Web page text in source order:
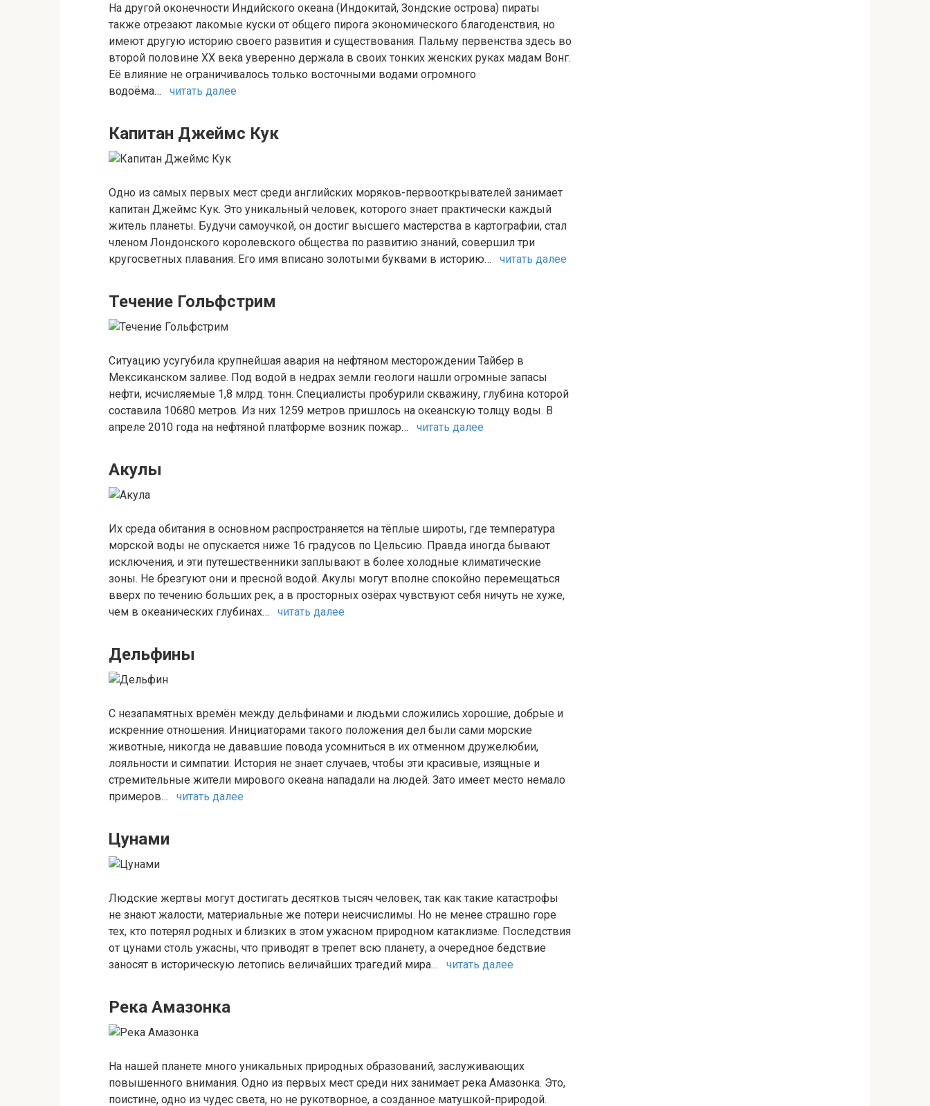
На другой оконечности Индийского океана (Индокитай, Зондские острова) пираты
также отрезают лакомые куски от общего пирога экономического благоденствия, но
имеют другую историю своего развития и существования. Пальму первенства здесь во
второй половине XX века уверенно держала в своих тонких женских руках мадам Вонг.
Её влияние не ограничивалось только восточными водами огромного
водоёма… читать далее
Капитан Джеймс Кук
Одно из самых первых мест среди английских моряков-первооткрывателей занимает
капитан Джеймс Кук. Это уникальный человек, которого знает практически каждый
житель планеты. Будучи самоучкой, он достиг высшего мастерства в картографии, стал
членом Лондонского королевского общества по развитию знаний, совершил три
кругосветных плавания. Его имя вписано золотыми буквами в историю… читать далее
Течение Гольфстрим
Ситуацию усугубила крупнейшая авария на нефтяном месторождении Тайбер в
Мексиканском заливе. Под водой в недрах земли геологи нашли огромные запасы
нефти, исчисляемые 1,8 млрд. тонн. Специалисты пробурили скважину, глубина которой
составила 10680 метров. Из них 1259 метров пришлось на океанскую толщу воды. В
апреле 2010 года на нефтяной платформе возник пожар… читать далее
Акулы
Их среда обитания в основном распространяется на тёплые широты, где температура
морской воды не опускается ниже 16 градусов по Цельсию. Правда иногда бывают
исключения, и эти путешественники заплывают в более холодные климатические
зоны. Не брезгуют они и пресной водой. Акулы могут вполне спокойно перемещаться
вверх по течению больших рек, а в просторных озёрах чувствуют себя ничуть не хуже,
чем в океанических глубинах… читать далее
Дельфины
С незапамятных времён между дельфинами и людьми сложились хорошие, добрые и
искренние отношения. Инициаторами такого положения дел были сами морские
животные, никогда не дававшие повода усомниться в их отменном дружелюбии,
лояльности и симпатии. История не знает случаев, чтобы эти красивые, изящные и
стремительные жители мирового океана нападали на людей. Зато имеет место немало
примеров… читать далее
Цунами
Людские жертвы могут достигать десятков тысяч человек, так как такие катастрофы
не знают жалости, материальные же потери неисчислимы. Но не менее страшно горе
тех, кто потерял родных и близких в этом ужасном природном катаклизме. Последствия
от цунами столь ужасны, что приводят в трепет всю планету, а очередное бедствие
заносят в историческую летопись величайших трагедий мира… читать далее
Река Амазонка
На нашей планете много уникальных природных образований, заслуживающих
повышенного внимания. Одно из первых мест среди них занимает река Амазонка. Это,
поистине, одно из чудес света, но не рукотворное, а созданное матушкой-природой.